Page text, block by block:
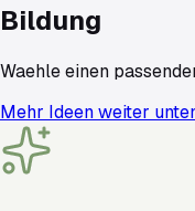
Bildung
Waehle einen
Mehr Ideen weiter